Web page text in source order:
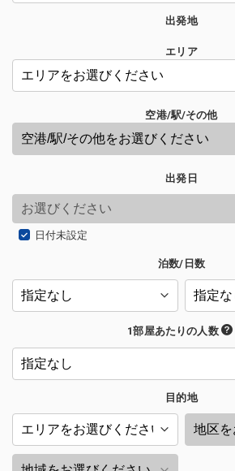
出発地
エリア
空港/駅/その他
出発日
日付未設定
泊数/日数
1部屋あたりの人数
目的地